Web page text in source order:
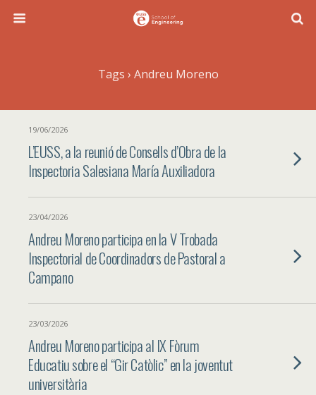
Tags › Andreu Moreno
19/06/2026
L’EUSS, a la reunió de Consells d’Obra de la
Inspectoria Salesiana María Auxiliadora
23/04/2026
Andreu Moreno participa en la V Trobada
Inspectorial de Coordinadors de Pastoral a
Campano
23/03/2026
Andreu Moreno participa al IX Fòrum
Educatiu sobre el “Gir Catòlic” en la joventut
universitària